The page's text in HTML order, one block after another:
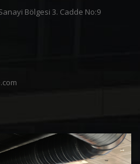
Bölgesi 3. Cadde No:9